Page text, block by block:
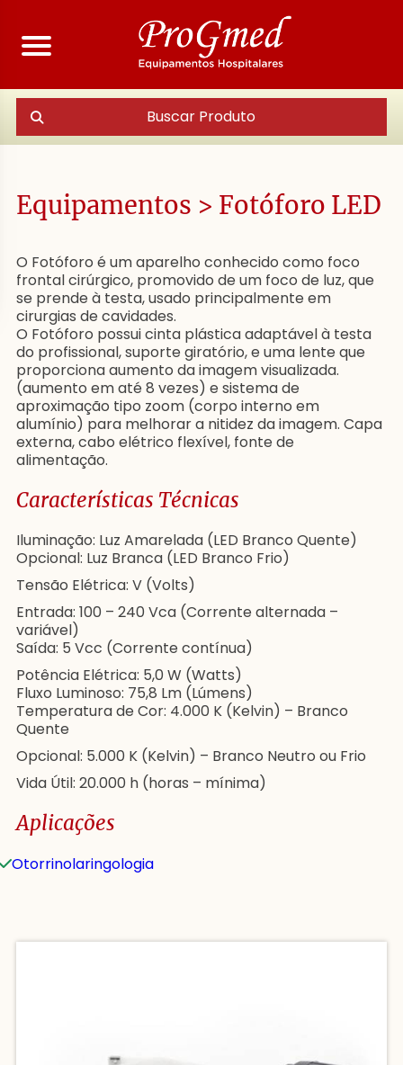
Buscar Produto
Equipamentos > Fotóforo LED
O Fotóforo é um aparelho conhecido como foco
frontal cirúrgico, promovido de um foco de luz, que
se prende à testa, usado principalmente em
cirurgias de cavidades.
O Fotóforo possui cinta plástica adaptável à testa
do profissional, suporte giratório, e uma lente que
proporciona aumento da imagem visualizada.
(aumento em até 8 vezes) e sistema de
aproximação tipo zoom (corpo interno em
alumínio) para melhorar a nitidez da imagem. Capa
externa, cabo elétrico flexível, fonte de
alimentação.
Características Técnicas
Iluminação: Luz Amarelada (LED Branco Quente)
Opcional: Luz Branca (LED Branco Frio)
Tensão Elétrica: V (Volts)
Entrada: 100 – 240 Vca (Corrente alternada –
variável)
Saída: 5 Vcc (Corrente contínua)
Potência Elétrica: 5,0 W (Watts)
Fluxo Luminoso: 75,8 Lm (Lúmens)
Temperatura de Cor: 4.000 K (Kelvin) – Branco
Quente
Opcional: 5.000 K (Kelvin) – Branco Neutro ou Frio
Vida Útil: 20.000 h (horas – mínima)
Aplicações
Otorrinolaringologia